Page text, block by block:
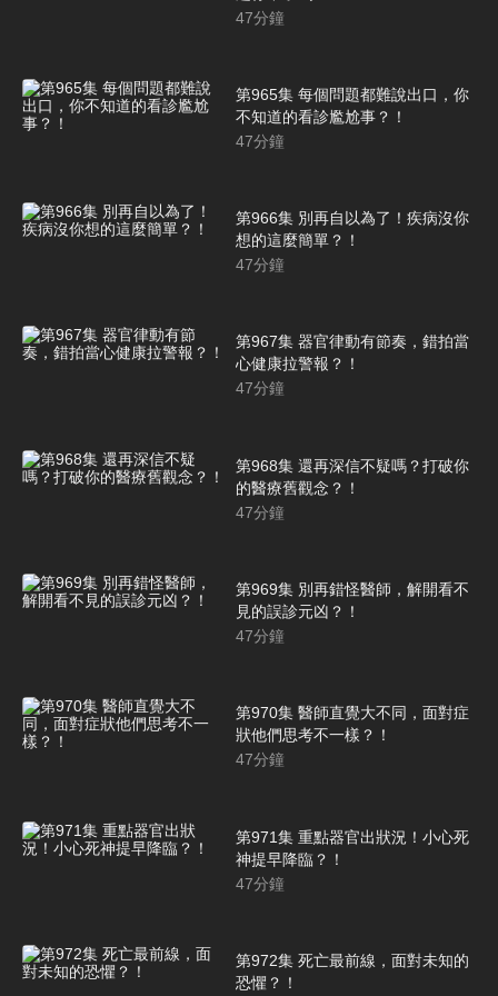
47分鐘
第965集 每個問題都難說出口，你
不知道的看診尷尬事？！
47分鐘
第966集 別再自以為了！疾病沒你
想的這麼簡單？！
47分鐘
第967集 器官律動有節奏，錯拍當
心健康拉警報？！
47分鐘
第968集 還再深信不疑嗎？打破你
的醫療舊觀念？！
47分鐘
第969集 別再錯怪醫師，解開看不
見的誤診元凶？！
47分鐘
第970集 醫師直覺大不同，面對症
狀他們思考不一樣？！
47分鐘
第971集 重點器官出狀況！小心死
神提早降臨？！
47分鐘
第972集 死亡最前線，面對未知的
恐懼？！